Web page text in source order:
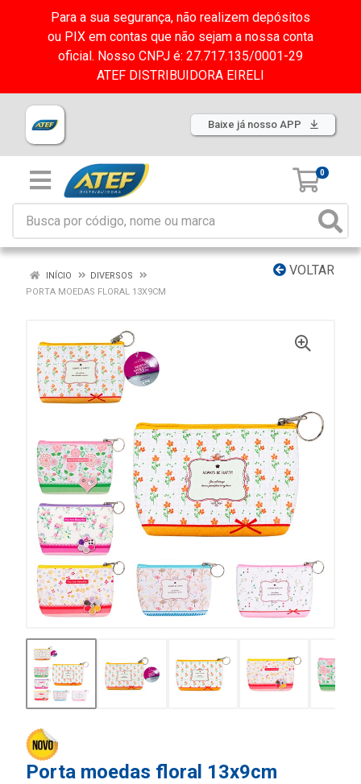
Para a sua segurança, não realizem depósitos
ou PIX em contas que não sejam a nossa conta
oficial. Nosso CNPJ é: 27.717.135/0001-29
ATEF DISTRIBUIDORA EIRELI
Baixe já nosso APP
0
VOLTAR
INÍCIO
DIVERSOS
PORTA MOEDAS FLORAL 13X9CM
Porta moedas floral 13x9cm